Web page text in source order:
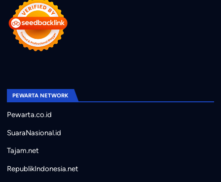
PEWARTA NETWORK
Pewarta.co.id
SuaraNasional.id
Tajam.net
RepublikIndonesia.net